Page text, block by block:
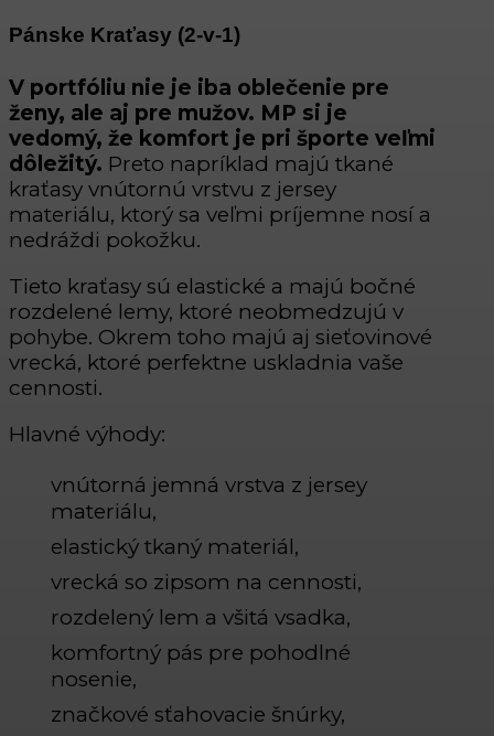
Pánske Kraťasy (2-v-1)
V portfóliu nie je iba oblečenie pre
ženy, ale aj pre mužov. MP si je
vedomý, že komfort je pri športe veľmi
dôležitý. Preto napríklad majú tkané
kraťasy vnútornú vrstvu z jersey
materiálu, ktorý sa veľmi príjemne nosí a
nedráždi pokožku.
Tieto kraťasy sú elastické a majú bočné
rozdelené lemy, ktoré neobmedzujú v
pohybe. Okrem toho majú aj sieťovinové
vrecká, ktoré perfektne uskladnia vaše
cennosti.
Hlavné výhody:
vnútorná jemná vrstva z jersey
materiálu,
elastický tkaný materiál,
vrecká so zipsom na cennosti,
rozdelený lem a všitá vsadka,
komfortný pás pre pohodlné
nosenie,
značkové sťahovacie šnúrky,